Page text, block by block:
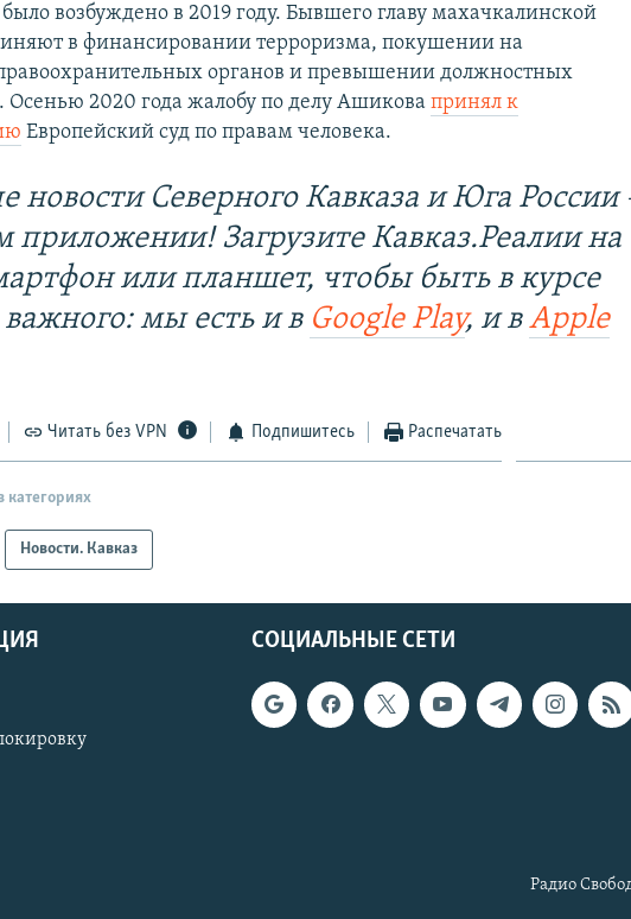
возбуждено в 2019 году. Бывшего главу махачкалинской
в финансировании терроризма, покушении на
органов и превышении должностных
Осенью 2020 года жалобу по делу Ашикова принял к
Европейский суд по правам человека.
новости Северного Кавказа и Юга России
приложении! Загрузите Кавказ.Реалии на
или планшет, чтобы быть в курсе
важного: мы есть и в Google Play, и вApple
Читать без VPN Подпишитесь Распечатать
категориях
Новости. Кавказ
СОЦИАЛЬНЫЕ СЕТИ
Радио